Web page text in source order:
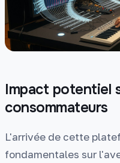
Impact potentiel
consommateurs
L'arrivée de cette
fondamentales sur